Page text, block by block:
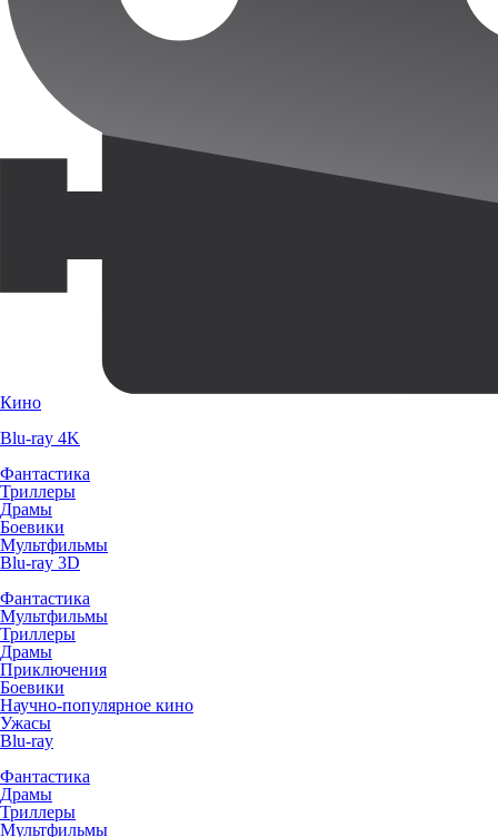
Кино
Blu-ray 4K
Фантастика
Триллеры
Драмы
Боевики
Мультфильмы
Blu-ray 3D
Фантастика
Мультфильмы
Триллеры
Драмы
Приключения
Боевики
Научно-популярное кино
Ужасы
Blu-ray
Фантастика
Драмы
Триллеры
Мультфильмы